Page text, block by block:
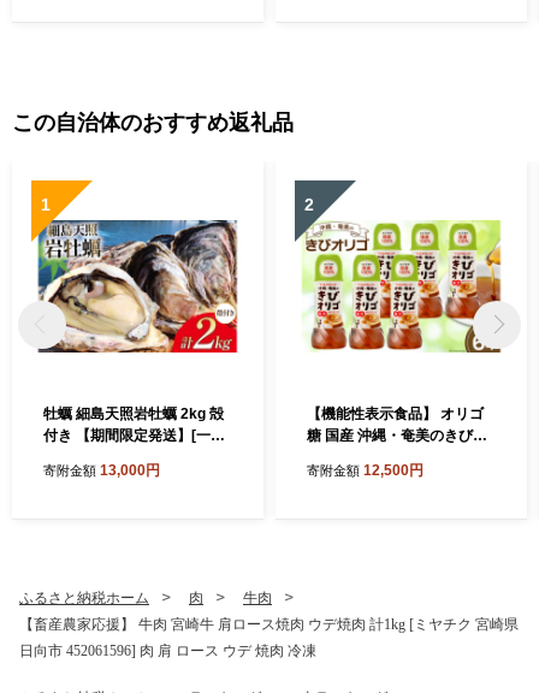
この自治体のおすすめ返礼品
1
牡蠣 細島天照岩牡蠣 2kg 殻
付き 【期間限定発送】[一福
7] 生食 かき カキ 生牡蠣 岩
寄附金額 13,000円
2
【機能性表示食品】 オリゴ
糖 国産 沖縄・奄美のきびオ
オシュガー 宮崎県 日向市 45
寄附金額 12,500円
ふるさと納税ホーム 肉
牛肉
【畜産農家応援】 牛肉 宮崎牛 肩ロース焼肉 ウデ焼肉 計1kg [ミヤチク 宮崎県
日向市 452061596] 肉 肩 ロース ウデ 焼肉 冷凍